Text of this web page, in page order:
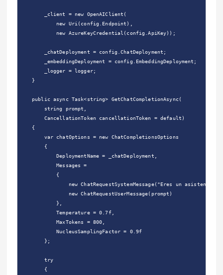
        _client = new OpenAIClient(
            new Uri(config.Endpoint),
            new AzureKeyCredential(config.ApiKey));
        _chatDeployment = config.ChatDeployment;
        _embeddingDeployment = config.EmbeddingDeployment;
        _logger = logger;
    }
    public async Task<string> GetChatCompletionAsync(
        string prompt,
        CancellationToken cancellationToken = default)
    {
        var chatOptions = new ChatCompletionsOptions
        {
            DeploymentName = _chatDeployment,
            Messages =
            {
new ChatRequestSystemMessage("Eres un asistente
                new ChatRequestUserMessage(prompt)
            },
            Temperature = 0.7f,
            MaxTokens = 800,
            NucleusSamplingFactor = 0.9f
        };
        try
        {